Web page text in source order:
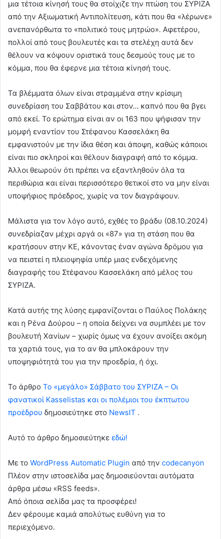
μια τέτοια κίνησή τους θα στοίχιζε την πτώση του ΣΥΡΙΖΑ
από την Αξιωματική Αντιπολίτευση, κάτι που θα «λέρωνε»
ανεπανόρθωτα το «πολιτικό τους μητρώο». Αφετέρου,
πολλοί από τους βουλευτές και τα στελέχη αυτά δεν
θέλουν να κόψουν οριστικά τους δεσμούς τους με το
κόμμα, που θα έφερνε μια τέτοια κίνησή τους.
Τα βλέμματα όλων είναι στραμμένα στην κρίσιμη
συνεδρίαση του Σαββάτου και στον… καπνό που θα βγει
από εκεί. Το ερώτημα είναι αν οι 163 που ψήφισαν την
μομφή εναντίον του Στέφανου Κασσελάκη θα
εμφανιστούν με την ίδια θέση και άποψη, καθώς κάποιοι
είναι πιο σκληροί και θέλουν διαγραφή από το κόμμα.
Άλλοι θεωρούν ότι πρέπει να εξαντληθούν όλα τα
περιθώρια και είναι περισσότερο θετικοί στο να μην είναι
υποψήφιος πρόεδρος, χωρίς να τον διαγράψουν.
Μάλιστα για τον λόγο αυτό, εχθές το βράδυ (08.10.2024)
συνεδρίαζαν μέχρι αργά οι «87» για τη στάση που θα
κρατήσουν στην ΚΕ, κάνοντας έναν αγώνα δρόμου για
να πειστεί η πλειοψηφία υπέρ μιας ενδεχόμενης
διαγραφής του Στέφανου Κασσελάκη από μέλος του
ΣΥΡΙΖΑ.
Κατά αυτής της λύσης εμφανίζονται ο Παύλος Πολάκης
και η Ρένα Δούρου – η οποία δείχνει να συμπλέει με τον
βουλευτή Χανίων – χωρίς όμως να έχουν ανοίξει ακόμη
τα χαρτιά τους, για το αν θα μπλοκάρουν την
υποψηφιότητά του για την προεδρία, ή όχι.
To άρθρο Το «μεγάλο» Σάββατο του ΣΥΡΙΖΑ – Οι
φανατικοί Kasselistas και οι πολέμιοι του έκπτωτου
προέδρου δημοσιεύτηκε στο NewsIT .
Αυτό το άρθρο δημοσιεύτηκε εδώ!
Με το WordPress Automatic Plugin από την codecanyon
Πλέον στην ιστοσελίδα μας δημοσιεύονται αυτόματα
άρθρα μέσω «RSS feeds».
Από όποια σελίδα μας τα προσφέρει!
Δεν φέρουμε καμιά απολύτως ευθύνη για το
περιεχόμενο.